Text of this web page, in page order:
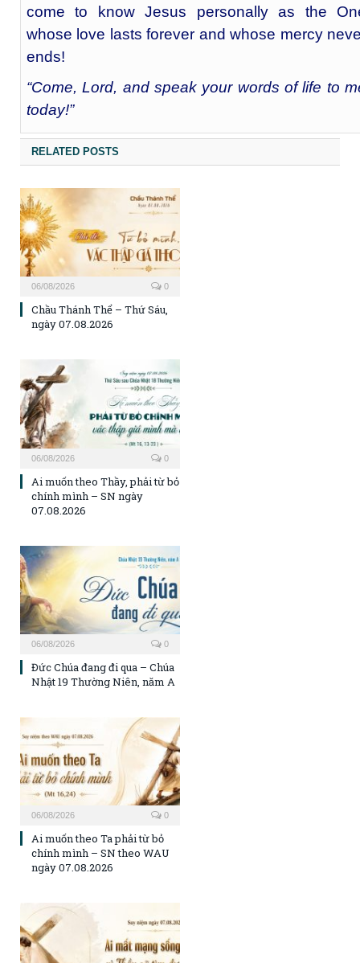
come to know Jesus personally as the
whose love lasts forever and whose mercy
ends!
“Come, Lord, and speak your words of life to
today!”
RELATED POSTS
06/08/2026 0
Chầu Thánh Thể – Thứ Sáu,
ngày 07.08.2026
06/08/2026 0
Ai muốn theo Thầy, phải từ bỏ
chính mình – SN ngày
07.08.2026
06/08/2026 0
Đức Chúa đang đi qua – Chúa
Nhật 19 Thường Niên, năm A
06/08/2026 0
Ai muốn theo Ta phải từ bỏ
chính mình – SN theo WAU
ngày 07.08.2026